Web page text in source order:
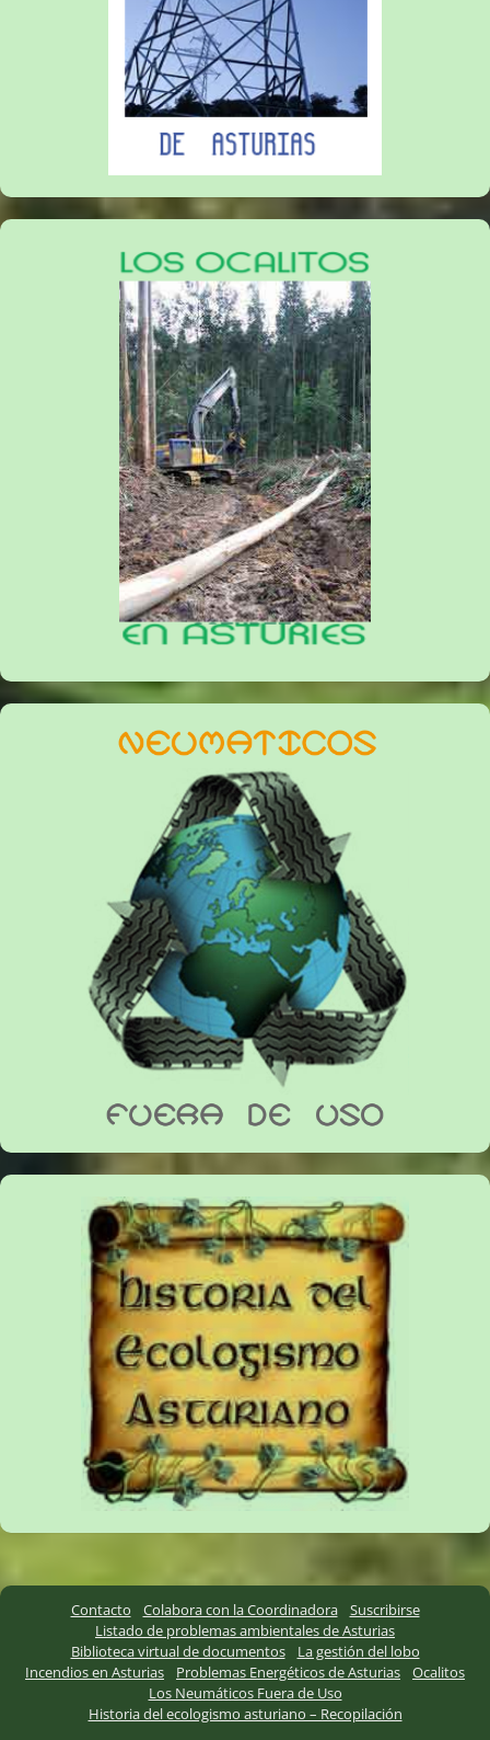
Contacto Colabora con la Coordinadora
Suscribirse
Listado de problemas ambientales de Asturias
Biblioteca virtual de documentos
La gestión del lobo
Incendios en Asturias
Problemas Energéticos de Asturias
Ocalitos
Los Neumáticos Fuera de Uso
Historia del ecologismo asturiano – Recopilación